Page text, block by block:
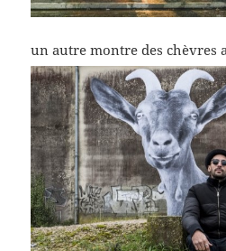
un autre montre des chèvres